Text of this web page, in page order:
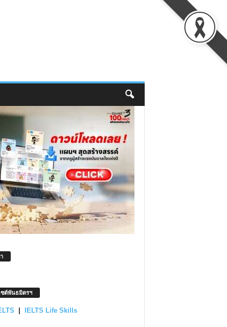
ซต์พันธมิตรฯ
IELTS Life Skills